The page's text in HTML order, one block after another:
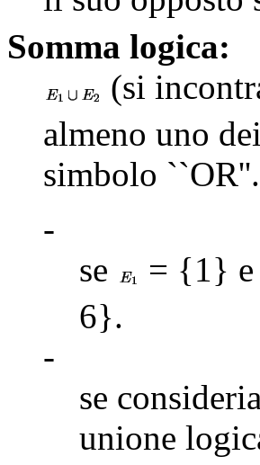
Somma logica:
(si
almeno uno
simbolo
-
se
= {1} e
6}.
-
se
unione